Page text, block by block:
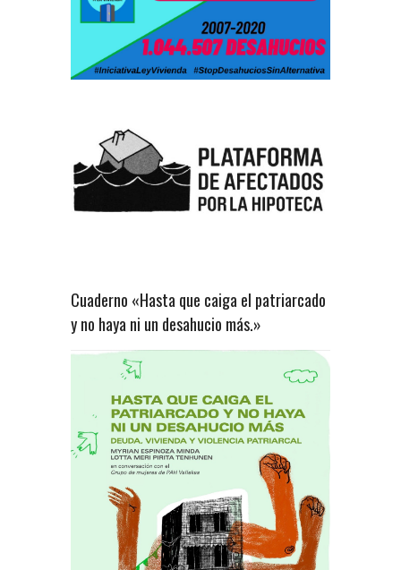
Cuaderno «Hasta que caiga el patriarcado
y no haya ni un desahucio más.»